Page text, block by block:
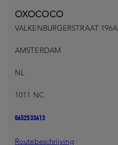
OXOCOCO
VALKENBURGERSTRAAT 196A
AMSTERDAM
NL
1011 NC
0652533613
Routebeschrijving